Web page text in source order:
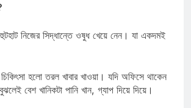
নিজের সিদ্ধান্তে ওষুধ খেয়ে নেন। যা একদমই
হলো তরল খাবার খাওয়া। যদি অফিসে থাকেন
বেশ খানিকটা পানি খান, গ্যাপ দিয়ে দিয়ে।